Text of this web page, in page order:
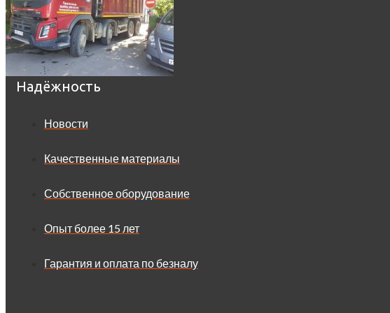
Надёжность
Новости
Качественные материалы
Собственное оборудование
Опыт более 15 лет
Гарантия и оплата по безналу